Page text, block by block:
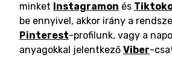
minket Instagramon és
be ennyivel, akkor irány a
Pinterest-profilunk, vagy a
anyagokkal jelentkező Viber-